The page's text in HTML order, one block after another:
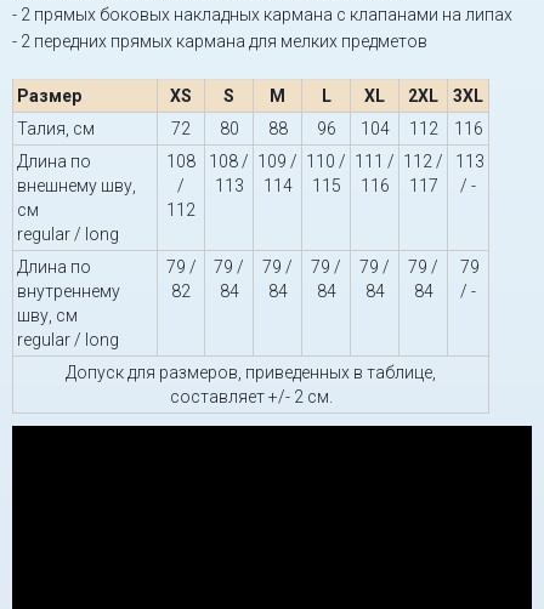
- 2 прямых боковых накладных кармана с клапанами на липах
- 2 передних прямых кармана для мелких предметов
Размер XS S M L XL 2XL
3XL
Талия, см
72 80 88 96 104 112
116
Длина по
внешнему шву,
см
regular / long
108
/
112
108 /
113
109 /
114
110 /
115
111 /
116
112 /
117
113
/ -
Длина по
внутреннему
шву, см
regular / long
79 /
82
79 /
84
79 /
84
79 /
84
79 /
84
79 /
84
79
/ -
Допуск для размеров, приведенных в таблице,
составляет +/- 2 см.